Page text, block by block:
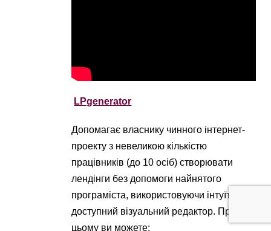
LPgenerator
Допомагає власнику чинного інтернет-
проекту з невеликою кількістю
працівників (до 10 осіб) створювати
лендінги без допомоги найнятого
програміста, використовуючи інтуїтивно
доступний візуальний редактор. При
цьому ви можете: